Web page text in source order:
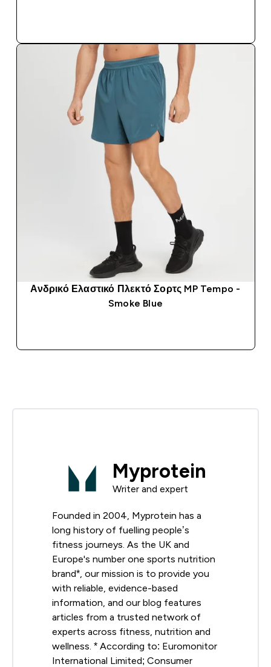
Ανδρικό Ελαστικό Πλεκτό Σορτς MP Tempo -
Smoke Blue
Myprotein
Writer and expert
Founded in 2004, Myprotein has a
long history of fuelling people’s
fitness journeys. As the UK and
Europe's number one sports nutrition
brand*, our mission is to provide you
with reliable, evidence-based
information, and our blog features
articles from a trusted network of
experts across fitness, nutrition and
wellness. * According to: Euromonitor
International Limited; Consumer